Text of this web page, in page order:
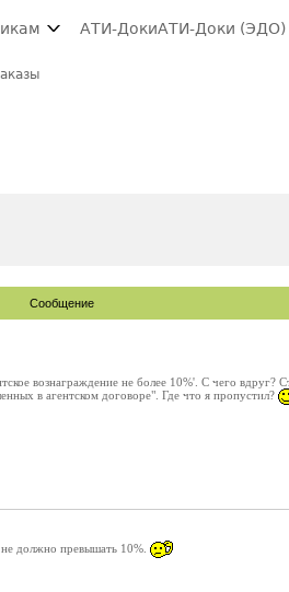
АТИ-ДокиАТИ-Доки (ЭДО)
Сообщение
вознаграждение не более 10%'. С чего вдруг?
в агентском договоре". Где что я пропустил?
должно превышать 10%.